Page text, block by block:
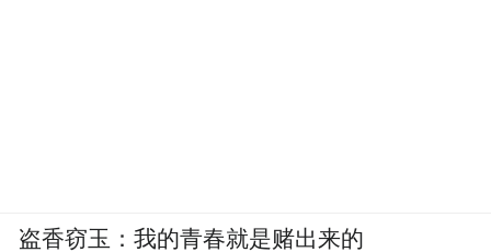
盗香窃玉：我的青春就是赌出来的